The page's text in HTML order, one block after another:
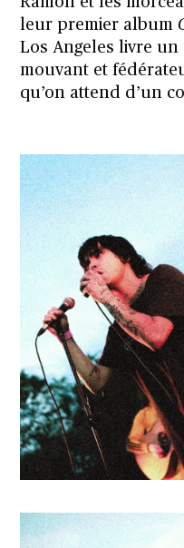
leur premier album
Los Angeles livre
mouvant et
qu’on attend d’un